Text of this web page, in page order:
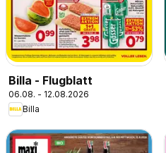
Billa - Flugblatt
06.08. - 12.08.2026
Billa